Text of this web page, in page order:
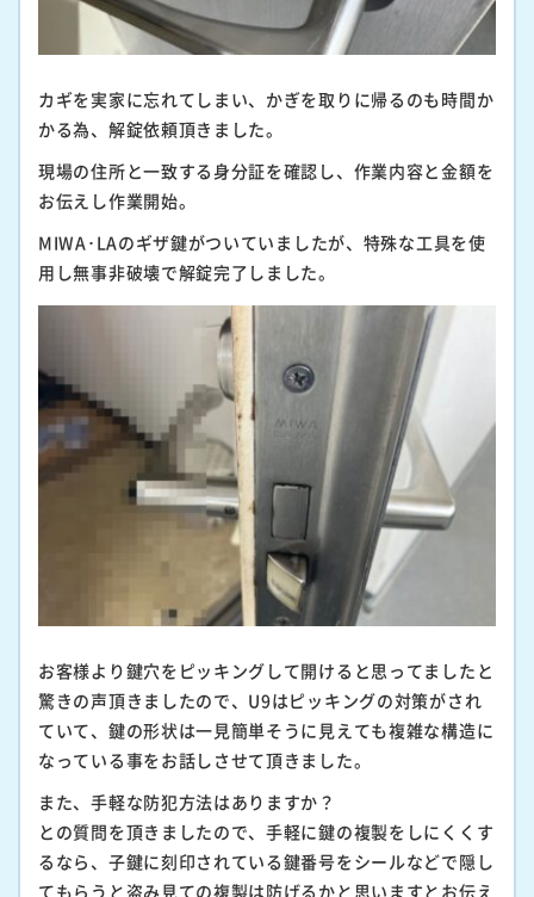
カギを実家に忘れてしまい、かぎを取りに帰るのも時間か
かる為、解錠依頼頂きました。
現場の住所と一致する身分証を確認し、作業内容と金額を
お伝えし作業開始。
MIWA･LAのギザ鍵がついていましたが、特殊な工具を使
用し無事非破壊で解錠完了しました。
お客様より鍵穴をピッキングして開けると思ってましたと
驚きの声頂きましたので、U9はピッキングの対策がされ
ていて、鍵の形状は一見簡単そうに見えても複雑な構造に
なっている事をお話しさせて頂きました。
また、手軽な防犯方法はありますか？
との質問を頂きましたので、手軽に鍵の複製をしにくくす
るなら、子鍵に刻印されている鍵番号をシールなどで隠し
てもらうと盗み見ての複製は防げるかと思いますとお伝え